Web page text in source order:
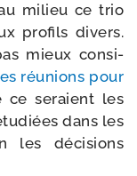
milieu ce trio
pro­fils divers.
mieux consi­
réunions pour
ce seraient les
dans les
les déci­sions